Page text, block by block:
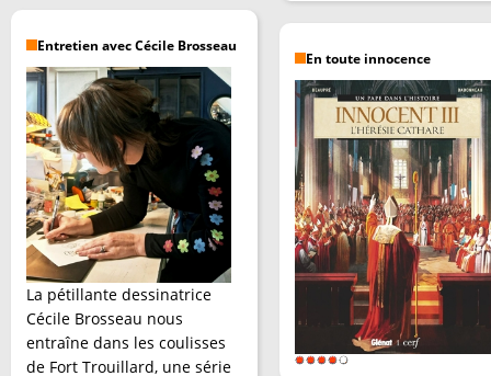
Entretien avec Cécile Brosseau
La pétillante dessinatrice
Cécile Brosseau nous
entraîne dans les coulisses
de Fort Trouillard, une série
En toute innocence